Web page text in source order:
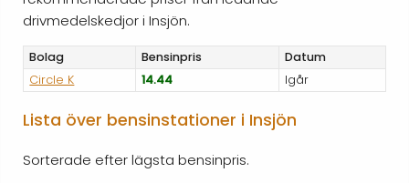
drivmedelskedjor i Insjön.
Bolag Bensinpris
Datum
Circle K
14.44 Igår
Lista över bensinstationer i Insjön
Sorterade efter lägsta bensinpris.